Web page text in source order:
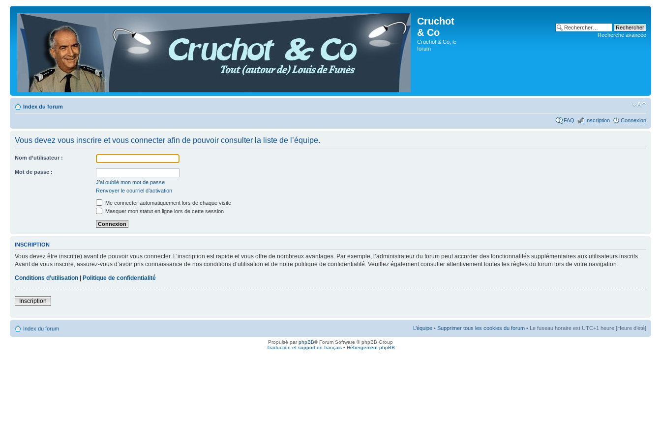
Cruchot
& Co
Cruchot & Co, le
forum
Recherche avancée
Index du forum
FAQ Inscription Connexion
Vous devez vous inscrire et vous connecter afin de pouvoir consulter la liste de l’équipe.
Nom d’utilisateur :
Mot de passe :
J’ai oublié mon mot de passe
Renvoyer le courriel d’activation
Me connecter automatiquement lors de chaque visite
Masquer mon statut en ligne lors de cette session
INSCRIPTION
Vous devez être inscrit(e) avant de pouvoir vous connecter. L’inscription est rapide et vous offre de nombreux avantages. Par exemple, l’administrateur du forum peut accorder des fonctionnalités supplémentaires aux utilisateurs inscrits.
Avant de vous inscrire, assurez-vous d’avoir pris connaissance de nos conditions d’utilisation et de notre politique de confidentialité. Veuillez également consulter attentivement toutes les règles du forum lors de votre navigation.
Conditions d’utilisation | Politique de confidentialité
Inscription
Index du forum L’équipe • Supprimer tous les cookies du forum • Le fuseau horaire est UTC+1 heure [Heure d’été]
Propulsé parphpBB® Forum Software © phpBB Group
Traduction et support en français• Hébergement phpBB